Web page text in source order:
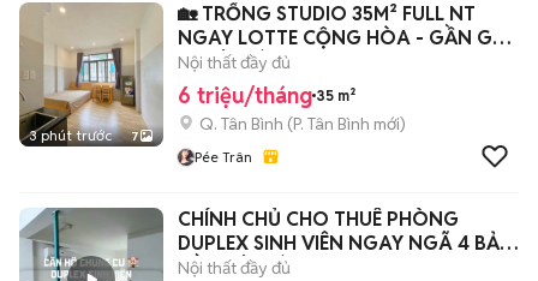
3 phút trước 7
🏡 TRỐNG STUDIO 35M² FULL NT
NGAY LOTTE CỘNG HÒA - GẦN GA
T3 TÂN BÌNH
Nội thất đầy đủ
6 triệu/tháng 35 m²
Q. Tân Bình (P. Tân Bình mới)
Pée Trân
CHÍNH CHỦ CHO THUÊ PHÒNG
DUPLEX SINH VIÊN NGAY NGÃ 4 BẢY
HIỀN TÂN BÌNH
Nội thất đầy đủ